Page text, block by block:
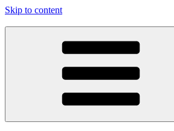
Skip to content
Art punk band from Izola Slovenia. We are